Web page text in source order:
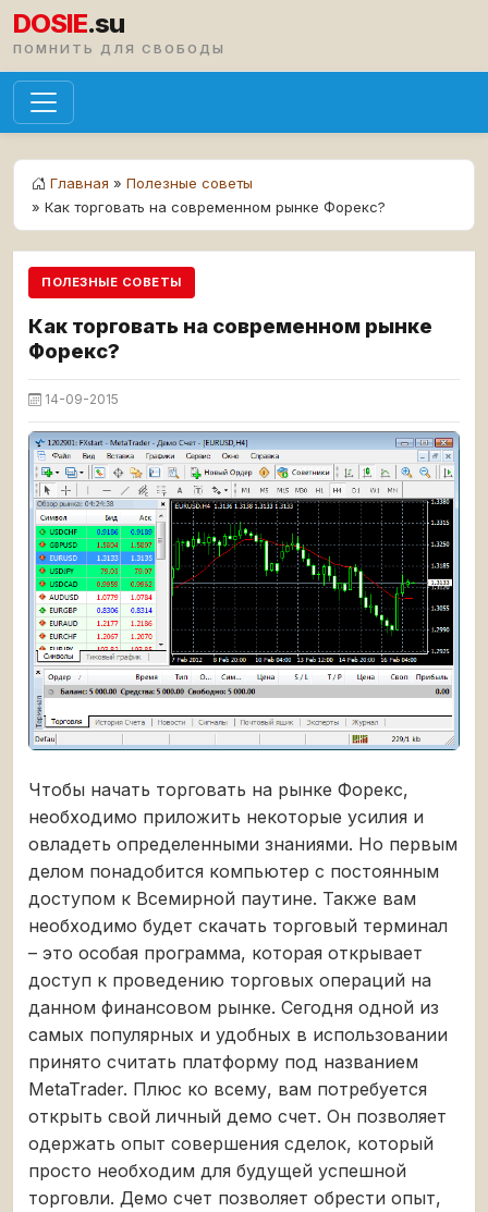
DOSIE.su
ПОМНИТЬ ДЛЯ СВОБОДЫ
Главная » Полезные советы
» Как торговать на современном рынке Форекс?
ПОЛЕЗНЫЕ СОВЕТЫ
Как торговать на современном рынке
Форекс?
14-09-2015
Чтобы начать торговать на рынке Форекс,
необходимо приложить некоторые усилия и
овладеть определенными знаниями. Но первым
делом понадобится компьютер с постоянным
доступом к Всемирной паутине. Также вам
необходимо будет скачать торговый терминал
– это особая программа, которая открывает
доступ к проведению торговых операций на
данном финансовом рынке. Сегодня одной из
самых популярных и удобных в использовании
принято считать платформу под названием
MetaTrader. Плюс ко всему, вам потребуется
открыть свой личный демо счет. Он позволяет
одержать опыт совершения сделок, который
просто необходим для будущей успешной
торговли. Демо счет позволяет обрести опыт,